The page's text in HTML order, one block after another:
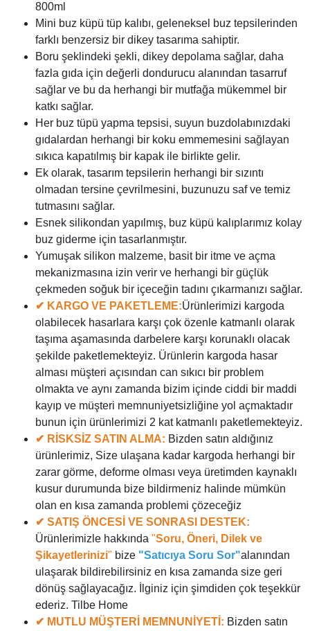
800ml
Mini buz küpü tüp kalıbı, geleneksel buz tepsilerinden
farklı benzersiz bir dikey tasarıma sahiptir.
Boru şeklindeki şekli, dikey depolama sağlar, daha
fazla gıda için değerli dondurucu alanından tasarruf
sağlar ve bu da herhangi bir mutfağa mükemmel bir
katkı sağlar.
Her buz tüpü yapma tepsisi, suyun buzdolabınızdaki
gıdalardan herhangi bir koku emmemesini sağlayan
sıkıca kapatılmış bir kapak ile birlikte gelir.
Ek olarak, tasarım tepsilerin herhangi bir sızıntı
olmadan tersine çevrilmesini, buzunuzu saf ve temiz
tutmasını sağlar.
Esnek silikondan yapılmış, buz küpü kalıplarımız kolay
buz giderme için tasarlanmıştır.
Yumuşak silikon malzeme, basit bir itme ve açma
mekanizmasına izin verir ve herhangi bir güçlük
çekmeden soğuk bir içeceğin tadını çıkarmanızı sağlar.
✔ KARGO VE PAKETLEME:Ürünlerimizi kargoda
olabilecek hasarlara karşı çok özenle katmanlı olarak
taşıma aşamasında darbelere karşı korunaklı olacak
şekilde paketlemekteyiz. Ürünlerin kargoda hasar
alması müşteri açısından can sıkıcı bir problem
olmakta ve aynı zamanda bizim içinde ciddi bir maddi
kayıp ve müşteri memnuniyetsizliğine yol açmaktadır
bunun için ürünlerimizi 2 kat katmanlı paketlemekteyiz.
✔ RİSKSİZ SATIN ALMA: Bizden satın aldığınız
ürünlerimiz, Size ulaşana kadar kargoda herhangi bir
zarar görme, deforme olması veya üretimden kaynaklı
kusur durumunda bize bildirmeniz halinde mümkün
olan en kısa zamanda problemi çözeceğiz
✔ SATIŞ ÖNCESİ VE SONRASI DESTEK:
Ürünlerimizle hakkında "Soru, Öneri, Dilek ve
Şikayetlerinizi" bize "Satıcıya Soru Sor"alanından
ulaşarak bildirebilirsiniz en kısa zamanda size geri
dönüş sağlayacağız. İlginiz için şimdiden çok teşekkür
ederiz. Tilbe Home
✔ MUTLU MÜŞTERİ MEMNUNİYETİ: Bizden satın